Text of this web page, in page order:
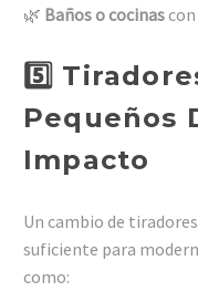
🌿 Baños o cocinas
5️⃣
Pequeños
Impacto
Un cambio de
suficiente para
como: